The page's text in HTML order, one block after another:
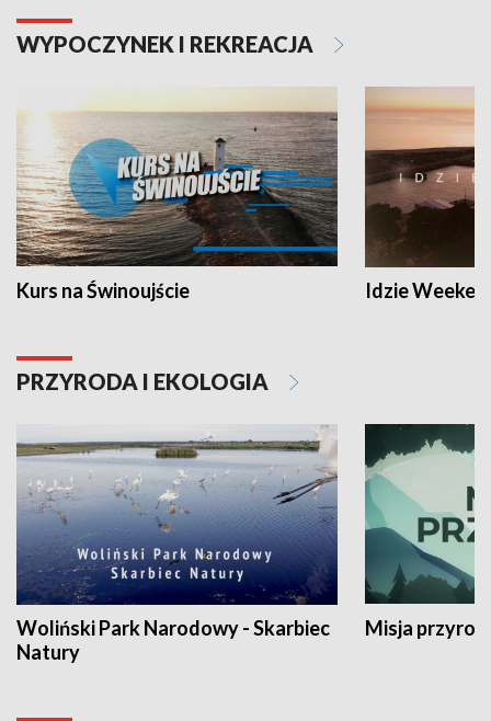
WYPOCZYNEK I REKREACJA
Kurs na Świnoujście Idzie
PRZYRODA I EKOLOGIA
Woliński Park Narodowy - Skarbiec
Natury
Misja